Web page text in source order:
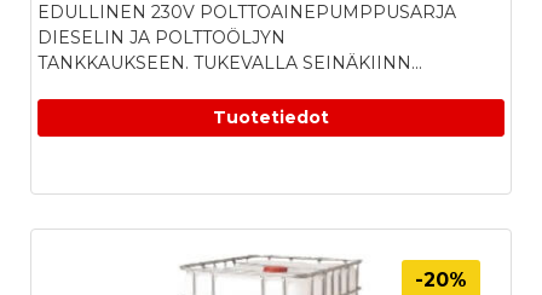
EDULLINEN 230V POLTTOAINEPUMPPUSARJA
DIESELIN JA POLTTOÖLJYN
TANKKAUKSEEN. TUKEVALLA SEINÄKIINN...
LISÄÄ OSTOSKORIIN
Tuotetiedot
-20%